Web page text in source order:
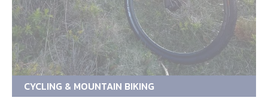
CYCLING & MOUNTAIN BIKING